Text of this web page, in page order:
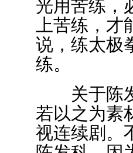
光用苦练，
上苦练，
说，练太极
练。
关于陈发
若以之为素
视连续剧。